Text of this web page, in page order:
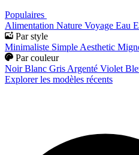
Populaires
Alimentation Nature Voyage Eau
Par style
Minimaliste Simple Aesthetic
Par couleur
Noir Blanc Gris Argenté Violet
Explorer les modèles récents